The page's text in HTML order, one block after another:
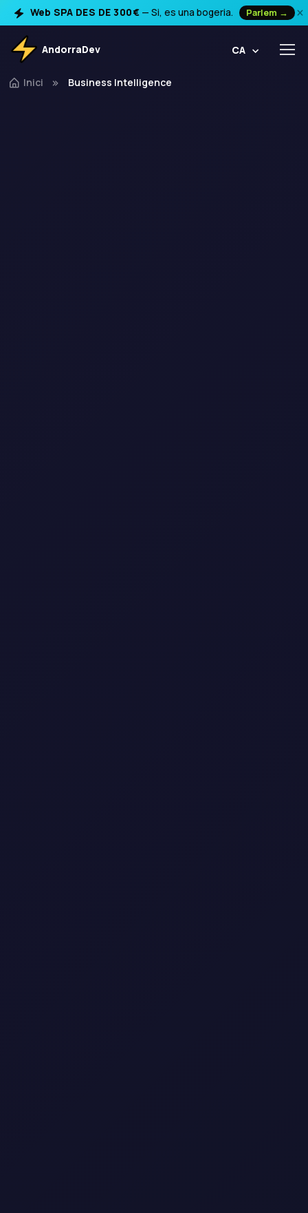
Web SPA DES DE 300€ — Si, es una bogeria. Parlem → ×
AndorraDev CA
Inici Business Intelligence